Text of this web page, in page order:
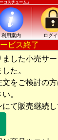
コスチューム」
利用案内 ログ
ビス終了
した小売サ
た。
をご検討の方
。
て販売継続し